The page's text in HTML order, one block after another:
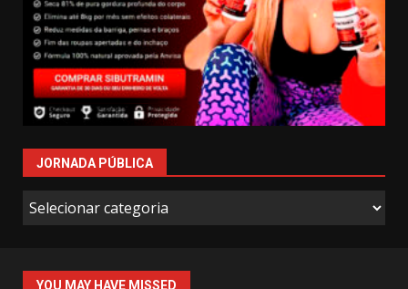
JORNADA PÚBLICA
Jornada
Pública
YOU MAY HAVE MISSED